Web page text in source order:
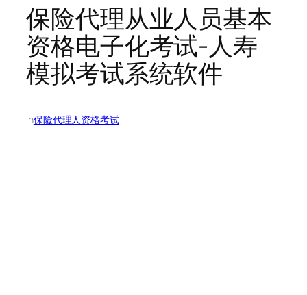
保险代理从业人员基本
资格电子化考试-人寿
模拟考试系统软件
in保险代理人资格考试